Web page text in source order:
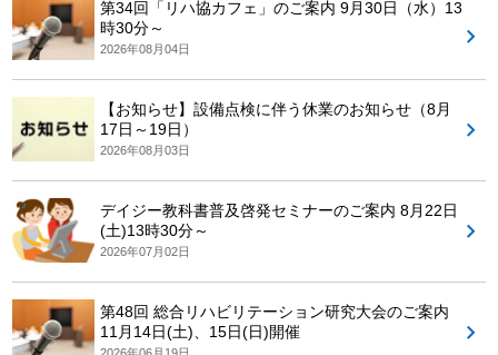
第34回「リハ協カフェ」のご案内 9月30日（水）13
時30分～
2026年08月04日
【お知らせ】設備点検に伴う休業のお知らせ（8月
17日～19日）
2026年08月03日
デイジー教科書普及啓発セミナーのご案内 8月22日
(土)13時30分～
2026年07月02日
第48回 総合リハビリテーション研究大会のご案内
11月14日(土)、15日(日)開催
2026年06月19日